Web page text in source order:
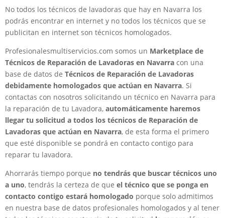
No todos los técnicos de lavadoras que hay en Navarra los
podrás encontrar en internet y no todos los técnicos que se
publicitan en internet son técnicos homologados.
Profesionalesmultiservicios.com somos un Marketplace de
Técnicos de Reparación de Lavadoras en Navarra con una
base de datos de Técnicos de Reparación de Lavadoras
debidamente homologados que actúan en Navarra. Si
contactas con nosotros solicitando un técnico en Navarra para
la reparación de tu Lavadora, automáticamente haremos
llegar tu solicitud a todos los técnicos de Reparación de
Lavadoras que actúan en Navarra, de esta forma el primero
que esté disponible se pondrá en contacto contigo para
reparar tu lavadora.
Ahorrarás tiempo porque no tendrás que buscar técnicos uno
a uno, tendrás la certeza de que el técnico que se ponga en
contacto contigo estará homologado porque solo admitimos
en nuestra base de datos profesionales homologados y al tener